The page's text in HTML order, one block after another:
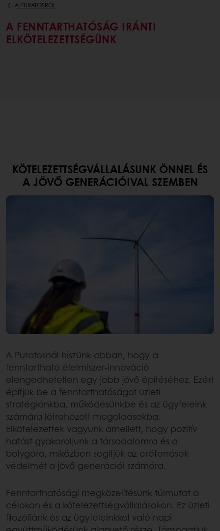
A PURATOSRÓL
A FENNTARTHATÓSÁG IRÁNTI
ELKÖTELEZETTSÉGÜNK
KÖTELEZETTSÉGVÁLLALÁSUNK ÖNNEL ÉS
A JÖVŐ GENERÁCIÓIVAL SZEMBEN
A Puratosnál hiszünk abban, hogy a
fenntartható élelmiszer-innováció
elengedhetetlen egy jobb jövő építéséhez. Ezért
építjük be a fenntarthatóságot üzleti
stratégiánkba, működésünkbe és az ügyfeleink
számára létrehozott megoldásokba.
Elkötelezettek vagyunk amellett, hogy pozitív
hatást gyakoroljunk a társadalomra és a
bolygóra, miközben segítjük az erőforrások
védelmét a jövő generációi számára.
Fenntarthatósági megközelítésünk túlmutat a
célokon és a kötelezettségvállalásokon. Ez üzleti
filozófiánk és az ügyfeleinkkel való napi